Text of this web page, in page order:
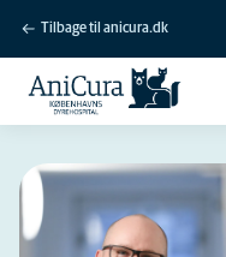
Tilbage til anicura.dk